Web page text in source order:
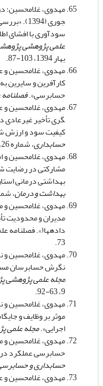
جوری
سودآوری با افشای
علمی پژوهشی
بهار 1394، 103-87.
کارآفرین و سایرین به
حسابرسی».
گری تأخیر غیرعادی
کیفیت سود و ارزش
حسابداری،شماره 26، 130-107.
مشارکتی در رضایت
بهداشتی درمانی
بهداشت و درمان،شماره
مدیران و محدودیت
داده­ها(». فصلنامه
73.
نگرش حسابرسان
مجله علمی پژوهشی
9، 63-92.
موثر بر وظایف و
اجرایی».مجله علمی
حسابرسی عملکرد
حسابداری و